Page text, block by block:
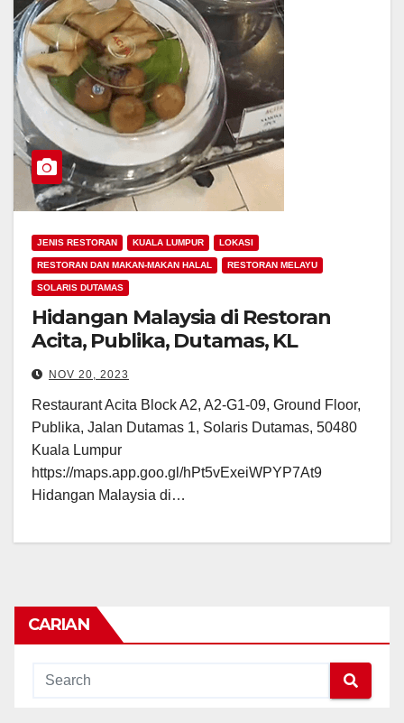
JENIS RESTORAN KUALA LUMPUR LOKASI
RESTORAN DAN MAKAN-MAKAN HALAL RESTORAN MELAYU
SOLARIS DUTAMAS
Hidangan Malaysia di Restoran
Acita, Publika, Dutamas, KL
NOV 20, 2023
Restaurant Acita Block A2, A2-G1-09, Ground Floor,
Publika, Jalan Dutamas 1, Solaris Dutamas, 50480
Kuala Lumpur
https://maps.app.goo.gl/hPt5vExeiWPYP7At9
Hidangan Malaysia di…
CARIAN